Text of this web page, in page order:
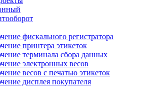
фискального регистратора
принтера этикеток
терминала сбора данных
электронных весов
весов с печатью этикеток
дисплея покупателя